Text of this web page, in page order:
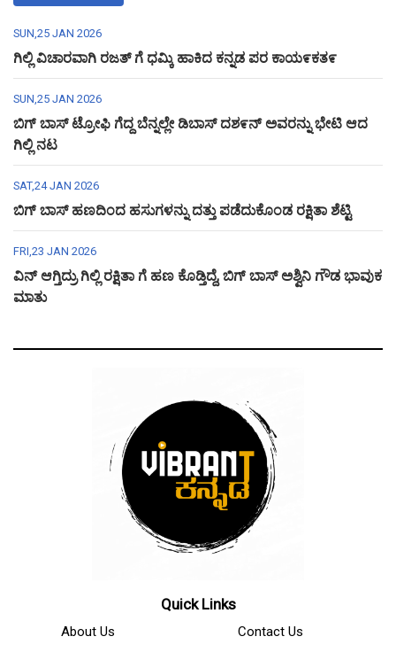
SUN,25 JAN 2026
ಗಿಲ್ಲಿ ವಿಚಾರವಾಗಿ ರಜತ್ ಗೆ ಧಮ್ಕಿ ಹಾಕಿದ ಕನ್ನಡ ಪರ ಕಾಯ೯ಕತ೯
SUN,25 JAN 2026
ಬಿಗ್ ಬಾಸ್ ಟ್ರೋಫಿ ಗೆದ್ದ ಬೆನ್ನಲ್ಲೇ ಡಿಬಾಸ್ ದಶ೯ನ್ ಅವರನ್ನು ಭೇಟಿ ಆದ
ಗಿಲ್ಲಿ ನಟ
SAT,24 JAN 2026
ಬಿಗ್ ಬಾಸ್ ಹಣದಿಂದ ಹಸುಗಳನ್ನು ದತ್ತು ಪಡೆದುಕೊಂಡ ರಕ್ಷಿತಾ ಶೆಟ್ಟಿ
FRI,23 JAN 2026
ವಿನ್ ಆಗ್ತಿದ್ರು ಗಿಲ್ಲಿ ರಕ್ಷಿತಾ ಗೆ ಹಣ ಕೊಡ್ತಿದ್ದೆ, ಬಿಗ್ ಬಾಸ್ ಅಶ್ವಿನಿ ಗೌಡ ಭಾವುಕ
ಮಾತು
Quick Links
About Us
Contact Us